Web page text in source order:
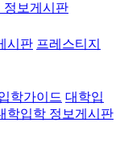
정보게시판
시판 프레스티지
학가이드 대학입
학입학 정보게시판